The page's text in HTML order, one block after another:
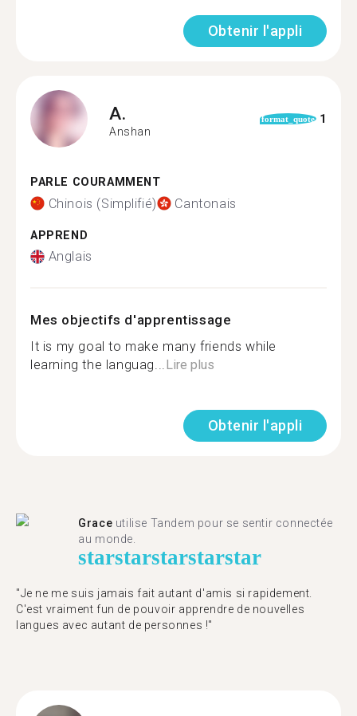
Obtenir l'appli
A.
Anshan
format_quote 1
PARLE COURAMMENT
Chinois (Simplifié) Cantonais
APPREND
Anglais
Mes objectifs d'apprentissage
It is my goal to make many friends while
learning the languag...Lire plus
Obtenir l'appli
Grace utilise Tandem pour se sentir connectée
au monde.
starstarstarstarstar
"Je ne me suis jamais fait autant d'amis si rapidement.
C'est vraiment fun de pouvoir apprendre de nouvelles
langues avec autant de personnes !"